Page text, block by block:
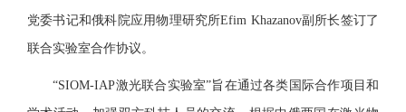
党委书记和俄科 院应用物理研究所Efim Khazanov副所长签订了
联合实验室合作协议。
“SIOM-IAP激光联合实验室”旨在通过各类国际合作项目和